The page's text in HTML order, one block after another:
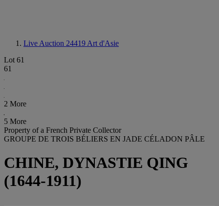
Live Auction 24419 Art d'Asie
Lot 61
61
2 More
5 More
Property of a French Private Collector
GROUPE DE TROIS BÉLIERS EN JADE CÉLADON PÂLE
CHINE, DYNASTIE QING
(1644-1911)